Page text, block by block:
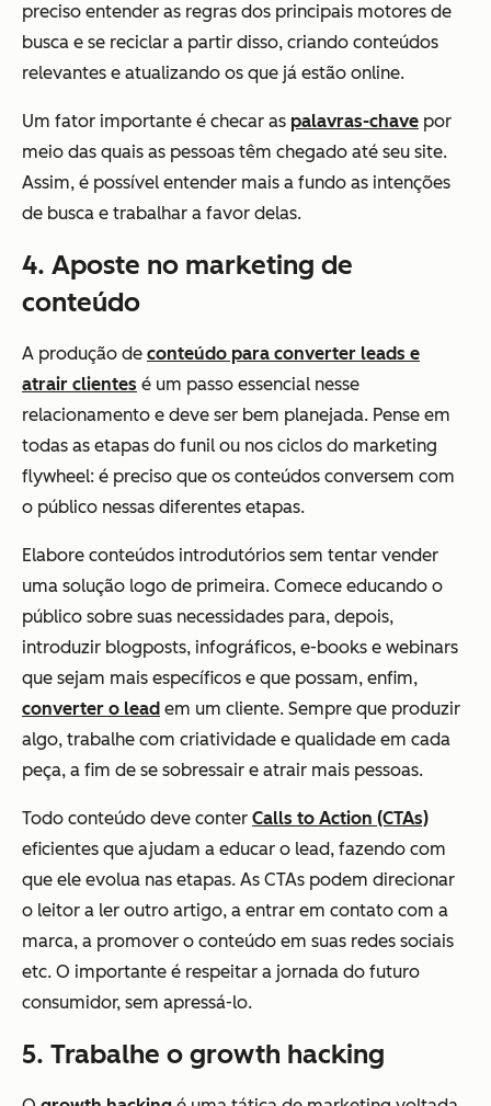
preciso entender as regras dos principais motores de
busca e se reciclar a partir disso, criando conteúdos
relevantes e atualizando os que já estão online.
Um fator importante é checar as palavras-chave por
meio das quais as pessoas têm chegado até seu site.
Assim, é possível entender mais a fundo as intenções
de busca e trabalhar a favor delas.
4. Aposte no marketing de
conteúdo
A produção de conteúdo para converter leads e
atrair clientes é um passo essencial nesse
relacionamento e deve ser bem planejada. Pense em
todas as etapas do funil ou nos ciclos do marketing
flywheel: é preciso que os conteúdos conversem com
o público nessas diferentes etapas.
Elabore conteúdos introdutórios sem tentar vender
uma solução logo de primeira. Comece educando o
público sobre suas necessidades para, depois,
introduzir blogposts, infográficos, e-books e webinars
que sejam mais específicos e que possam, enfim,
converter o lead em um cliente. Sempre que produzir
algo, trabalhe com criatividade e qualidade em cada
peça, a fim de se sobressair e atrair mais pessoas.
Todo conteúdo deve conter Calls to Action (CTAs)
eficientes que ajudam a educar o lead, fazendo com
que ele evolua nas etapas. As CTAs podem direcionar
o leitor a ler outro artigo, a entrar em contato com a
marca, a promover o conteúdo em suas redes sociais
etc. O importante é respeitar a jornada do futuro
consumidor, sem apressá-lo.
5. Trabalhe o growth hacking